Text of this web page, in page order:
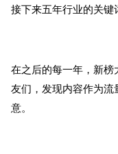
接下来五年行业的关键
在之后的每一年，新榜
友们，发现内容作为流
意。